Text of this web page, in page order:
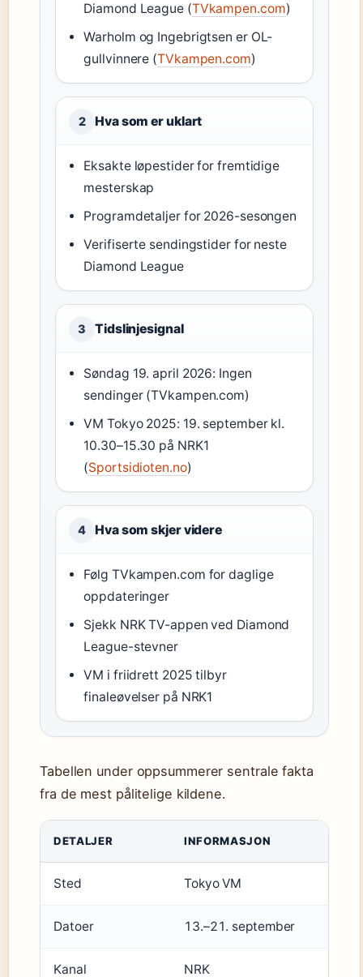
Diamond League (TVkampen.com)
Warholm og Ingebrigtsen er OL-
gullvinnere (TVkampen.com)
2 Hva som er uklart
Eksakte løpestider for fremtidige
mesterskap
Programdetaljer for 2026-sesongen
Verifiserte sendingstider for neste
Diamond League
3 Tidslinjesignal
Søndag 19. april 2026: Ingen
sendinger (TVkampen.com)
VM Tokyo 2025: 19. september kl.
10.30–15.30 på NRK1
(Sportsidioten.no)
4 Hva som skjer videre
Følg TVkampen.com for daglige
oppdateringer
Sjekk NRK TV-appen ved Diamond
League-stevner
VM i friidrett 2025 tilbyr
finaleøvelser på NRK1
Tabellen under oppsummerer sentrale fakta
fra de mest pålitelige kildene.
DETALJER INFORMASJON
Sted Tokyo VM
Datoer 13.–21. september
Kanal NRK